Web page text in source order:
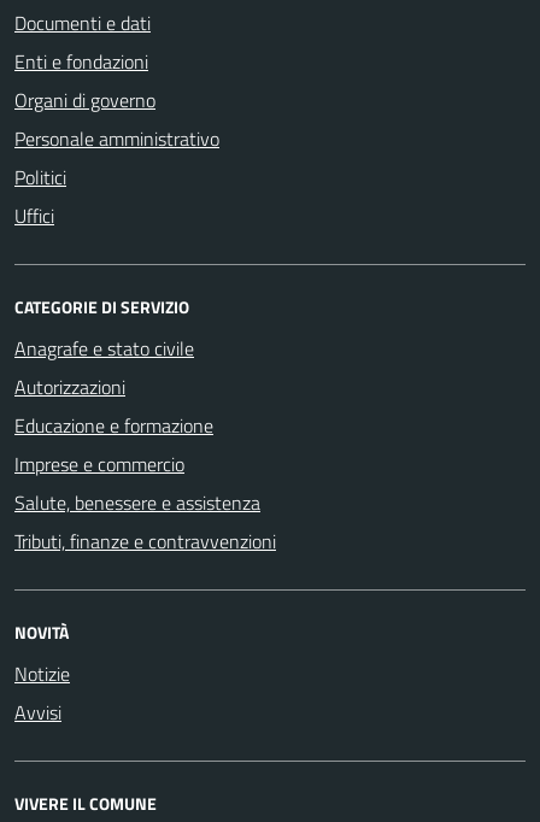
Documenti e dati
Enti e fondazioni
Organi di governo
Personale amministrativo
Politici
Uffici
CATEGORIE DI SERVIZIO
Anagrafe e stato civile
Autorizzazioni
Educazione e formazione
Imprese e commercio
Salute, benessere e assistenza
Tributi, finanze e contravvenzioni
NOVITÀ
Notizie
Avvisi
VIVERE IL COMUNE